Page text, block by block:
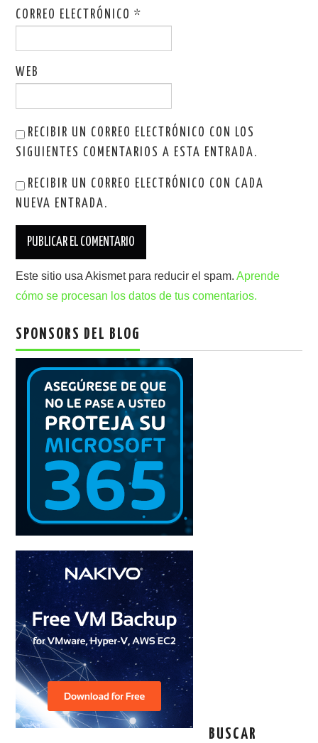
CORREO ELECTRÓNICO*
WEB
RECIBIR UN CORREO ELECTRÓNICO CON LOS
SIGUIENTES COMENTARIOS A ESTA ENTRADA.
RECIBIR UN CORREO ELECTRÓNICO CON CADA
NUEVA ENTRADA.
Este sitio usa Akismet para reducir el spam.Aprende
cómo se procesan los datos de tus comentarios.
SPONSORS DEL BLOG
BUSCAR